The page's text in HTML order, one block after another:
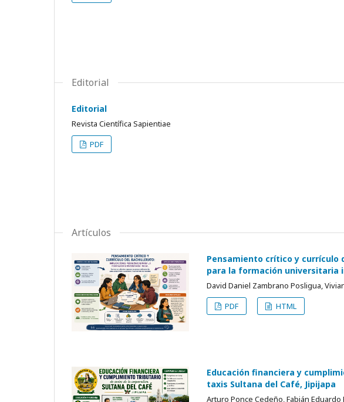
Editorial
Editorial
Revista Científica Sapientiae
PDF
Artículos
Pensamiento crítico y currículo
para la formación universitaria
David Daniel Zambrano Posligua,
PDF
HTML
Educación financiera y
taxis Sultana del Café, Jipijapa
Arturo Ponce Cedeño, Fabián Eduardo